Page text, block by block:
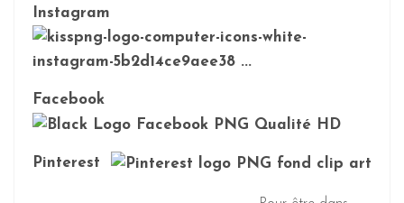
Instagram
Facebook
Pinterest